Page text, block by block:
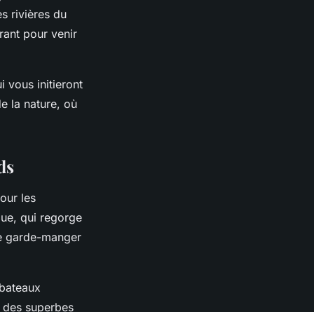
rivières du
pour venir
vous initieront
la nature, où
les
qui regorge
garde-manger
superbes